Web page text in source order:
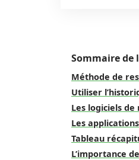
Sommaire de
Méthode de
Utiliser
Les logiciels
Les
Tableau
L’importance